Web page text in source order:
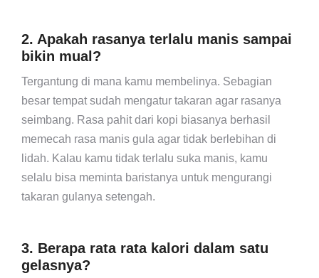
2. Apakah rasanya terlalu manis sampai
bikin mual?
Tergantung di mana kamu membelinya. Sebagian
besar tempat sudah mengatur takaran agar rasanya
seimbang. Rasa pahit dari kopi biasanya berhasil
memecah rasa manis gula agar tidak berlebihan di
lidah. Kalau kamu tidak terlalu suka manis, kamu
selalu bisa meminta baristanya untuk mengurangi
takaran gulanya setengah.
3. Berapa rata rata kalori dalam satu
gelasnya?